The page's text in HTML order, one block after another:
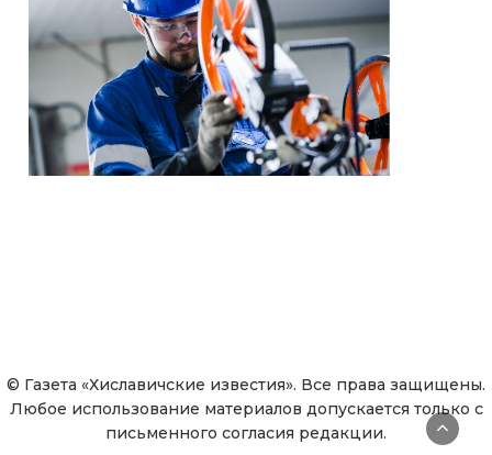
© Газета «Хиславичские известия». Все права защищены.
Любое использование материалов допускается только с
письменного согласия редакции.